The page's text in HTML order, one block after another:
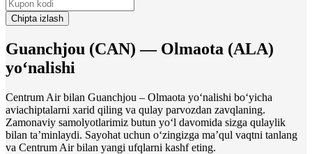
Chipta izlash
Guanchjou (CAN) — Olmaota (ALA)
yo‘nalishi
Centrum Air bilan Guanchjou – Olmaota yo‘nalishi bo‘yicha
aviachiptalarni xarid qiling va qulay parvozdan zavqlaning.
Zamonaviy samolyotlarimiz butun yo‘l davomida sizga qulaylik
bilan ta’minlaydi. Sayohat uchun o‘zingizga maʼqul vaqtni tanlang
va Centrum Air bilan yangi ufqlarni kashf eting.